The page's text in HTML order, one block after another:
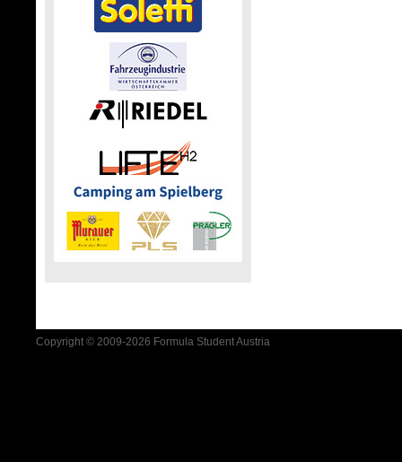
Copyright © 2009-2026 Formula Student Austria